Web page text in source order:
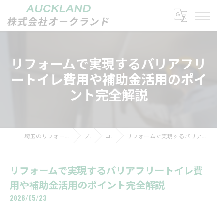
リフォームで実現するバリアフリ
ートイレ費用や補助金活用のポイ
ント完全解説
ブログ コラム リフォームで実現するバリアフリートイレ費用や補助金活用のポイント完全解説
リフォームで実現するバリアフリートイレ費
用や補助金活用のポイント完全解説
2026/05/23